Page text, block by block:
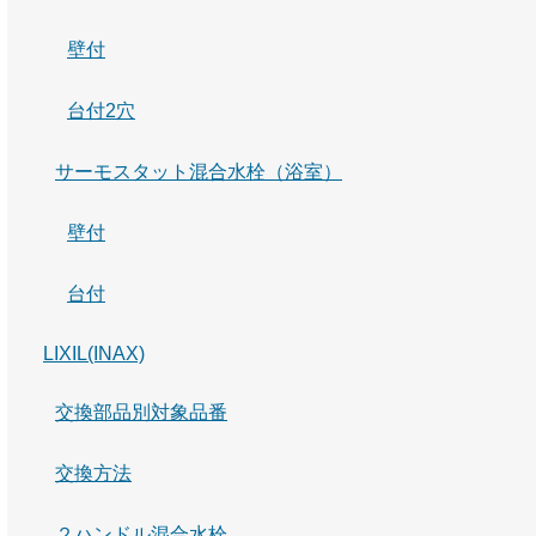
壁付
台付2穴
サーモスタット混合水栓（浴室）
壁付
台付
LIXIL(INAX)
交換部品別対象品番
交換方法